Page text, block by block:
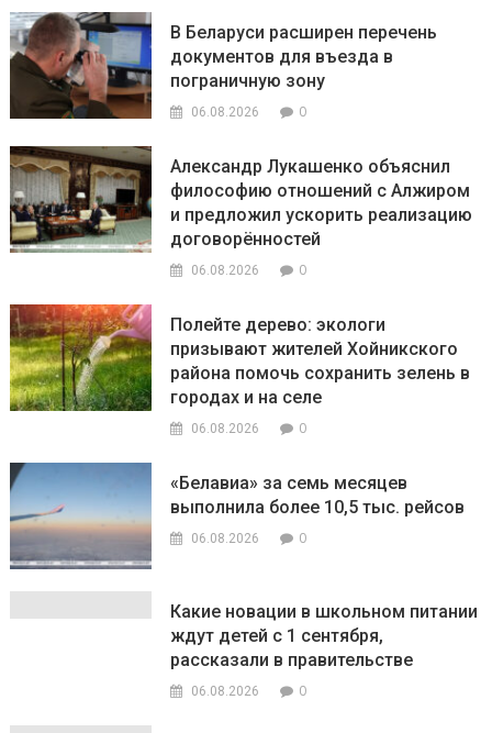
В Беларуси расширен перечень
документов для въезда в
пограничную зону
06.08.2026 0
Александр Лукашенко объяснил
философию отношений с Алжиром
и предложил ускорить реализацию
договорённостей
06.08.2026 0
Полейте дерево: экологи
призывают жителей Хойникского
района помочь сохранить зелень в
городах и на селе
06.08.2026 0
«Белавиа» за семь месяцев
выполнила более 10,5 тыс. рейсов
06.08.2026 0
Какие новации в школьном питании
ждут детей с 1 сентября,
рассказали в правительстве
06.08.2026 0